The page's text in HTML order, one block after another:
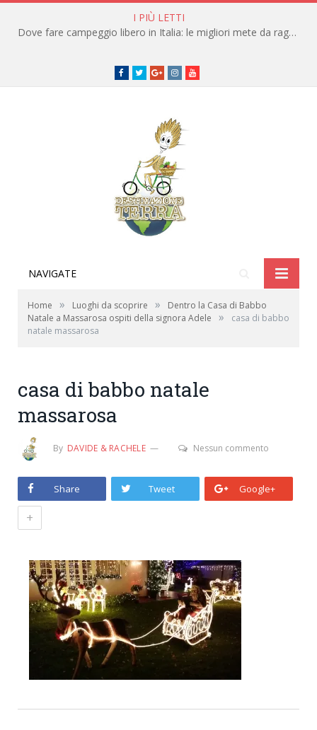
I PIÙ LETTI
Dove fare campeggio libero in Italia: le migliori mete da raggiungere in traghetto
Facebook
TwitterGoogle+instagramyoutube
NAVIGATE
Home » Luoghi da scoprire »
Dentro la Casa di Babbo
Natale a Massarosa ospiti della signora Adele
»
casa di babbo
natale massarosa
casa di babbo natale
massarosa
By DAVIDE & RACHELE Nessun commento
Share Tweet Google+
+